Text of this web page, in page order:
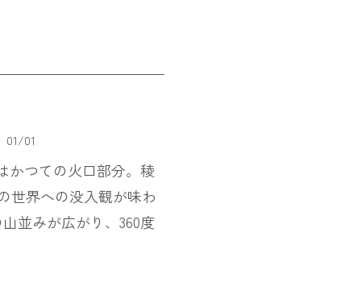
01/01
かつての火口部分。稜
世界への没入観が味わ
並みが広がり、360度